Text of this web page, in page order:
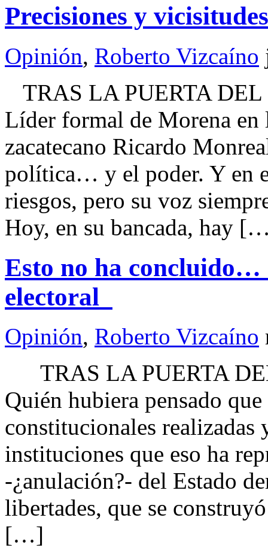
Precisiones y
Opinión, Roberto Vizcaíno
TRAS LA PUERTA
Líder formal de Morena en
zacatecano Ricardo
política… y el poder. Y en
riesgos, pero su voz
Hoy, en su bancada, hay
Esto no ha concluido…
electoral
Opinión, Roberto Vizcaíno
TRAS LA PUERTA
Quién hubiera pensado
constitucionales realizadas
instituciones que eso ha
-¿anulación?- del Estado
libertades, que se
[…]